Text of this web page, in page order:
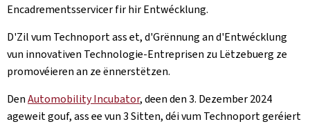
Encadrementsservicer fir hir Entwécklung.
D'Zil vum Technoport ass et, d'Grënnung an d'Entwécklung
vun innovativen Technologie-Entreprisen zu Lëtzebuerg ze
promovéieren an ze ënnerstëtzen.
DenAutomobility Incubator, deen den 3. Dezember 2024
ageweit gouf, ass ee vun 3 Sitten, déi vum Technoport geréiert